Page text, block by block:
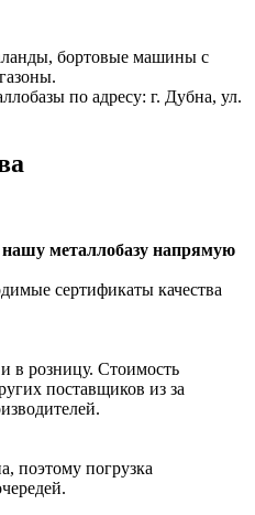
бортовые машины с
по адресу: г. Дубна, ул.
металлобазу напрямую
сертификаты качества
в розницу. Стоимость
поставщиков из за
поэтому погрузка